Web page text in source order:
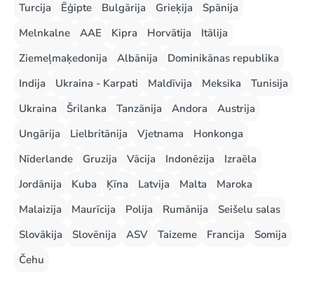
Turcija Ēģipte Bulgārija Grieķija
Spānija
Melnkalne
AAE Kipra Horvātija
Itālija
Ziemeļmaķedonija
Albānija
Dominikānas republika
Indija
Ukraina - Karpati Maldīvija Meksika
Tunisija
Ukraina
Šrilanka Tanzānija Andora
Austrija
Ungārija
Lielbritānija Vjetnama
Honkonga
Nīderlande
Gruzija Vācija Indonēzija
Izraēla
Jordānija
Kuba Ķīna Latvija Malta
Maroka
Malaizija
Maurīcija Polija Rumānija
Seišelu salas
Slovākija
Slovēnija ASV Taizeme Francija
Somija
Čehu